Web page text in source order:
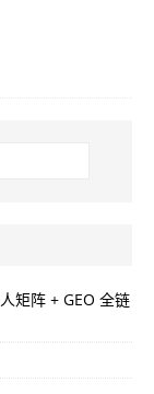
矩阵 + GEO 全链